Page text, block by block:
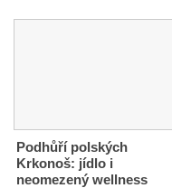
Podhůří polských
Krkonoš: jídlo i
neomezený wellness